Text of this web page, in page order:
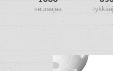
seuraajaa